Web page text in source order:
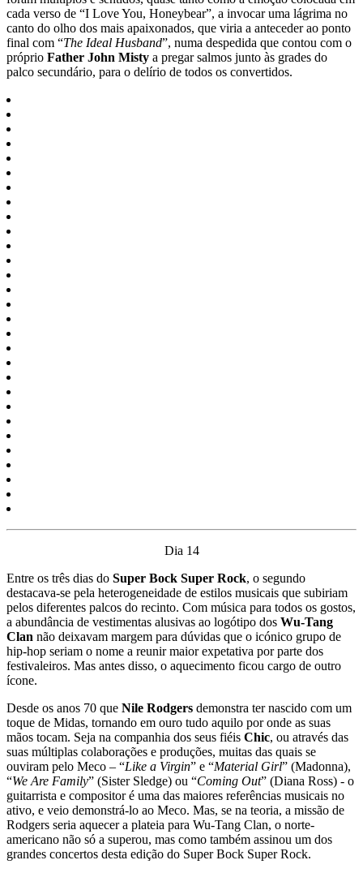
cada verso de “I Love You, Honeybear”, a invocar uma lágrima no
canto do olho dos mais apaixonados, que viria a anteceder ao ponto
final com “The Ideal Husband”, numa despedida que contou com o
próprio Father John Misty a pregar salmos junto às grades do
palco secundário, para o delírio de todos os convertidos.
Dia 14
Entre os três dias do Super Bock Super Rock, o segundo
destacava-se pela heterogeneidade de estilos musicais que subiriam
pelos diferentes palcos do recinto. Com música para todos os gostos,
a abundância de vestimentas alusivas ao logótipo dos Wu-Tang
Clan não deixavam margem para dúvidas que o icónico grupo de
hip-hop seriam o nome a reunir maior expetativa por parte dos
festivaleiros. Mas antes disso, o aquecimento ficou cargo de outro
ícone.
Desde os anos 70 que Nile Rodgers demonstra ter nascido com um
toque de Midas, tornando em ouro tudo aquilo por onde as suas
mãos tocam. Seja na companhia dos seus fiéis Chic, ou através das
suas múltiplas colaborações e produções, muitas das quais se
ouviram pelo Meco – “Like a Virgin” e “Material Girl” (Madonna),
“We Are Family” (Sister Sledge) ou “Coming Out” (Diana Ross) - o
guitarrista e compositor é uma das maiores referências musicais no
ativo, e veio demonstrá-lo ao Meco. Mas, se na teoria, a missão de
Rodgers seria aquecer a plateia para Wu-Tang Clan, o norte-
americano não só a superou, mas como também assinou um dos
grandes concertos desta edição do Super Bock Super Rock.